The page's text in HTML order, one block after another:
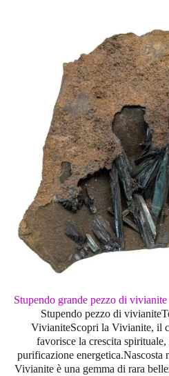
Stupendo grande pezzo di vivianite
Stupendo pezzo di
VivianiteScopri la Vivianite, il
favorisce la crescita
purificazione energetica.Nascosta
Vivianite è una gemma di rara